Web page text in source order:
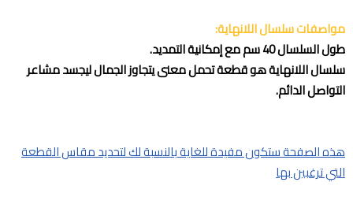
مواصفات سلسال اللانهاية:
طول السلسال 40 سم مع إمكانية التمديد.
سلسال اللانهاية هو قطعة تحمل معنى يتجاوز الجمال ليجسد مشاعر
التواصل الدائم.
هذه الصفحة ستكون مفيدة للغاية بالنسبة لك لتحديد مقاس القطعة
التي ترغبين بها